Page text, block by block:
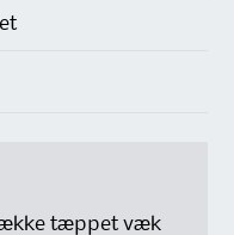
tæppet væk